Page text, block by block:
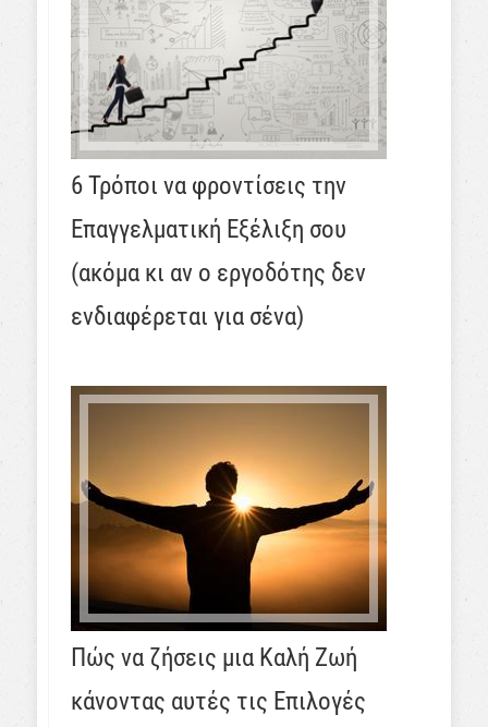
6 Τρόποι να φροντίσεις την
Επαγγελματική Εξέλιξη σου
(ακόμα κι αν ο εργοδότης δεν
ενδιαφέρεται για σένα)
Πώς να ζήσεις μια Καλή Ζωή
κάνοντας αυτές τις Επιλογές